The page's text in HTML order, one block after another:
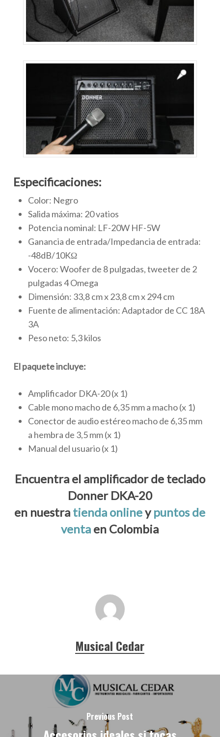
Especificaciones:
Color: Negro
Salida máxima: 20 vatios
Potencia nominal: LF-20W HF-5W
Ganancia de entrada/Impedancia de entrada:
-48dB/10KΩ
Vocero: Woofer de 8 pulgadas, tweeter de 2
pulgadas 4 Omega
Dimensión: 33,8 cm x 23,8 cm x 294 cm
Fuente de alimentación: Adaptador de CC 18A
3A
Peso neto: 5,3 kilos
El paquete incluye:
Amplificador DKA-20 (x 1)
Cable mono macho de 6,35 mm a macho (x 1)
Conector de audio estéreo macho de 6,35 mm
a hembra de 3,5 mm (x 1)
Manual del usuario (x 1)
Encuentra el amplificador de teclado
Donner DKA-20
en nuestra tienda onlineypuntos de
venta en Colombia
Musical Cedar
Previous Post